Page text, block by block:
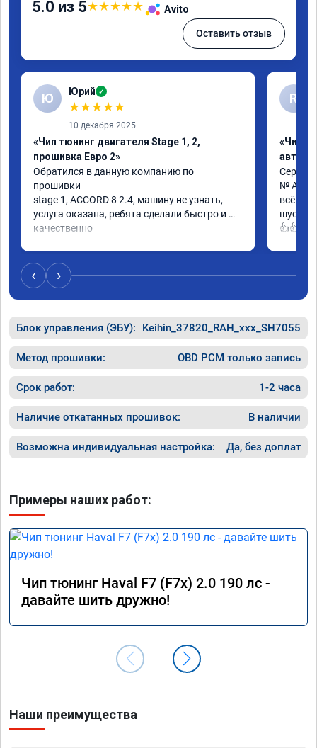
5.0 из 5★★★★★ Avito
Оставить отзыв
Ю Юрий ✓
★★★★★
10 декабря 2025
«Чип тюнинг двигателя Stage 1, 2,
прошивка Евро 2»
Обратился в данную компанию по
прошивки
stage 1, ACCORD 8 2.4, машину не узнать,
услуга оказана, ребята сделали быстро и
качественно
R
«Чип
№
всё
👍👍
‹ ›
Блок управления (ЭБУ): Keihin_37820_RAH_xxx_SH7055
Метод прошивки: OBD PCM только запись
Срок работ: 1-2 часа
Наличие откатанных прошивок: В наличии
Возможна индивидуальная настройка: Да, без доплат
Примеры наших работ:
Чип тюнинг Haval F7 (F7x) 2.0 190 лс -
давайте шить дружно!
Наши преимущества